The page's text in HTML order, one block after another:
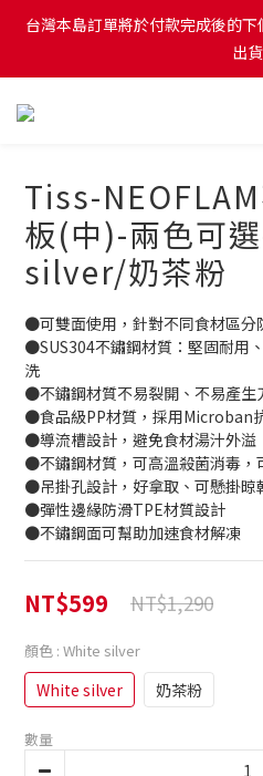
台灣本島訂單將於付款完成後的
出貨
台灣本島訂單將於付款完成後的
出貨
台灣本島消費
台灣本島訂單將於付款完成後的
出貨
Tiss-
板(中)-兩色可
silver/奶茶粉
●可雙面使用，針對不同食材區分
●SUS304不鏽鋼材質：堅固耐用
洗
●不鏽鋼材質不易裂開、不易產生
●食品級PP材質，採用Microban
●導流槽設計，避免食材湯汁外溢
●不鏽鋼材質，可高溫殺菌消毒，
●吊掛孔設計，好拿取、可懸掛晾
●彈性邊緣防滑TPE材質設計
●不鏽鋼面可幫助加速食材解凍
NT$599 NT$1,290
顏色 : White silver
White silver 奶茶粉
數量